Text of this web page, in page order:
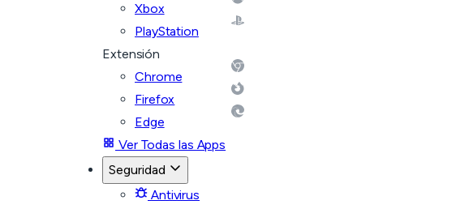
Xbox
PlayStation
Extensión
Chrome
Firefox
Edge
Ver Todas las Apps
Seguridad
Antivirus